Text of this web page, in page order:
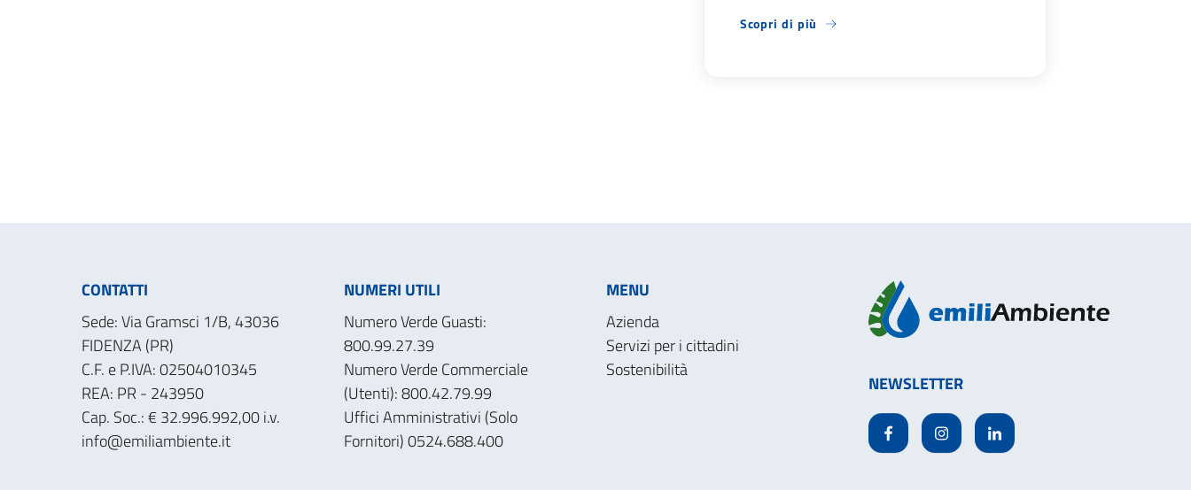
Scopri di più
CONTATTI
Sede: Via Gramsci 1/B, 43036
FIDENZA (PR)
C.F. e P.IVA: 02504010345
REA: PR - 243950
Cap. Soc.: € 32.996.992,00 i.v.
info@emiliambiente.it
NUMERI UTILI
Numero Verde Guasti:
800.99.27.39
Numero Verde Commerciale
(Utenti): 800.42.79.99
Uffici Amministrativi (Solo
Fornitori) 0524.688.400
MENU
Azienda
Servizi per i cittadini
Sostenibilità
NEWSLETTER
FacebookInstagramLinkedin